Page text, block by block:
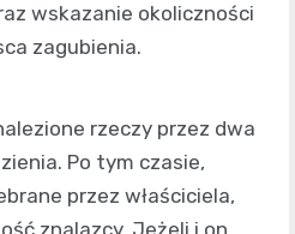
wskazanie okoliczności
zagubienia.
rzeczy przez dwa
Po tym czasie,
przez właściciela,